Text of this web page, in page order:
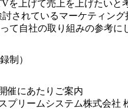
を上げて売上を上げたいと
されているマーケティング
て自社の取り組みの参考に
制）
催にあたりご案内
プリームシステム株式会社